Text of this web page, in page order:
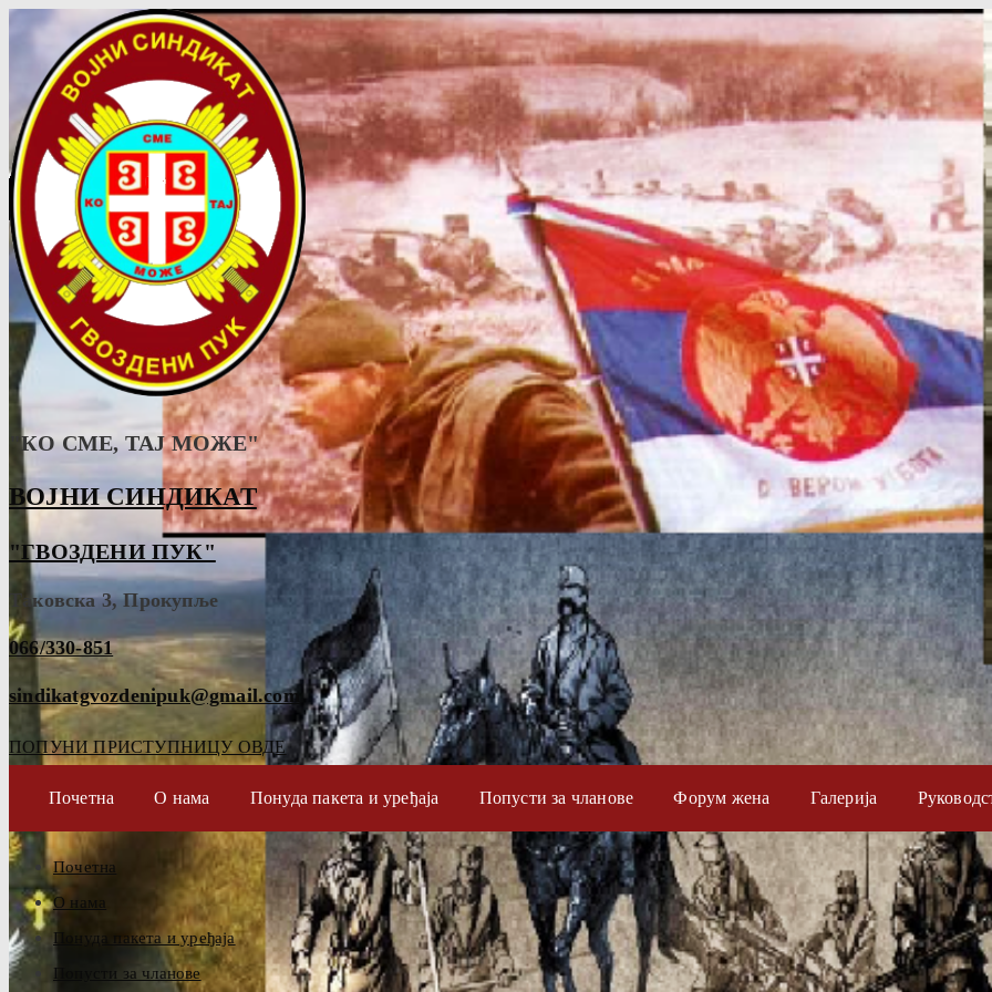
"КО СМЕ, ТАJ МОЖЕ"
ВОЈНИ СИНДИКАТ
"ГВОЗДЕНИ ПУК"
Таковска 3, Прокупље
066/330-851
sindikatgvozdenipuk@gmail.com
ПОПУНИ ПРИСТУПНИЦУ ОВДЕ
Почетна О нама Понуда пакета и уређаја Попусти за чланове Форум жена Галерија
Почетна
О нама
Понуда пакета и уређаја
Попусти за чланове